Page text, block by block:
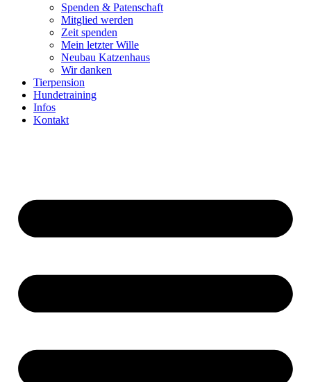
Spenden & Patenschaft
Mitglied werden
Zeit spenden
Mein letzter Wille
Neubau Katzenhaus
Wir danken
Tierpension
Hundetraining
Infos
Kontakt